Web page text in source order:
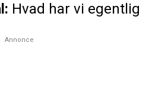
Hvad har vi egentlig
Annonce